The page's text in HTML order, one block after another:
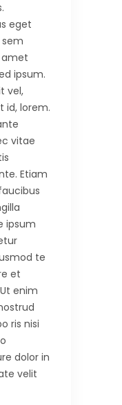
eget
amet
ipsum.
vel,
id, lorem.
vitae
Etiam
ipsum
te
et
enim
ris nisi
dolor in
velit